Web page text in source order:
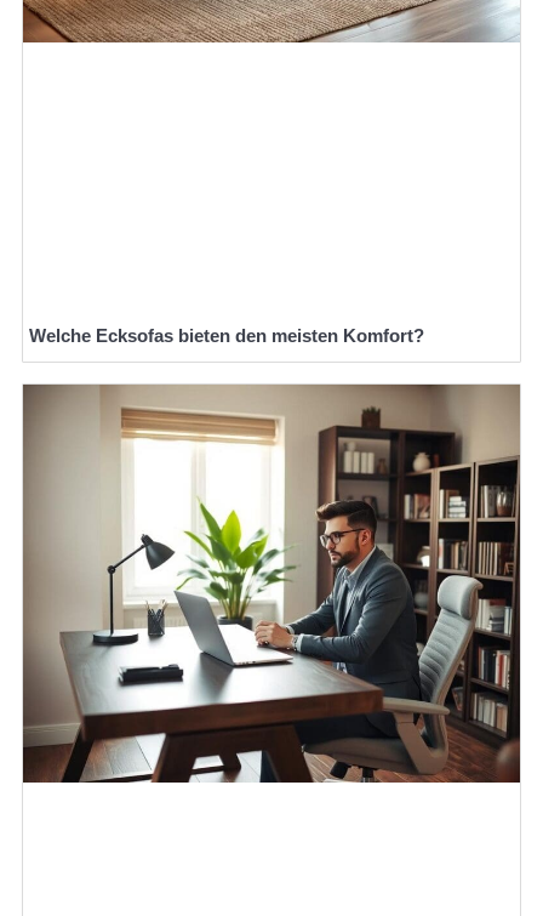
Welche Ecksofas bieten den meisten Komfort?